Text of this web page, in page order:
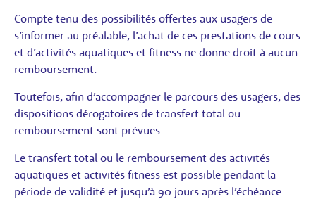
Compte tenu des possibilités offertes aux usagers de
s’informer au préalable, l’achat de ces prestations de cours
et d’activités aquatiques et fitness ne donne droit à aucun
remboursement.
Toutefois, afin d’accompagner le parcours des usagers, des
dispositions dérogatoires de transfert total ou
remboursement sont prévues.
Le transfert total ou le remboursement des activités
aquatiques et activités fitness est possible pendant la
période de validité et jusqu’à 90 jours après l’échéance